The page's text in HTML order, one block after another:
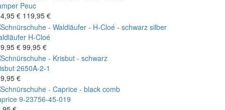
Peuc
€ 119,95 €
H-Cloé
€ 99,95 €
2650A-2-1
€
9-23756-45-019